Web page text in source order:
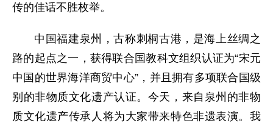
传的佳话不胜枚举。
中国福建泉州，古称刺桐古港，是海上丝绸之
路的起点之一，获得联合国教科文组织认证为“宋元
中国的世界海洋商贸中心”，并且拥有多项联合国级
别的非物质文化遗产认证。今天，来自泉州的非物
质文化遗产传承人将为大家带来特色非遗表演。我